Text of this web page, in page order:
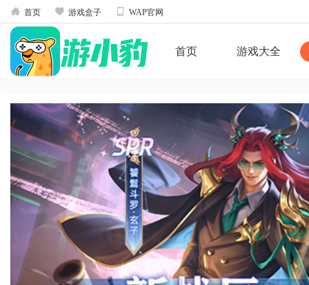
 首页  游戏盒子  WAP官网
首页 游戏大全